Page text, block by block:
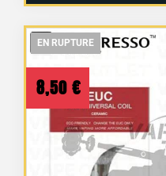
EN RUPTURE
EN RUPTURE
8,50 €
EN RUPTURE